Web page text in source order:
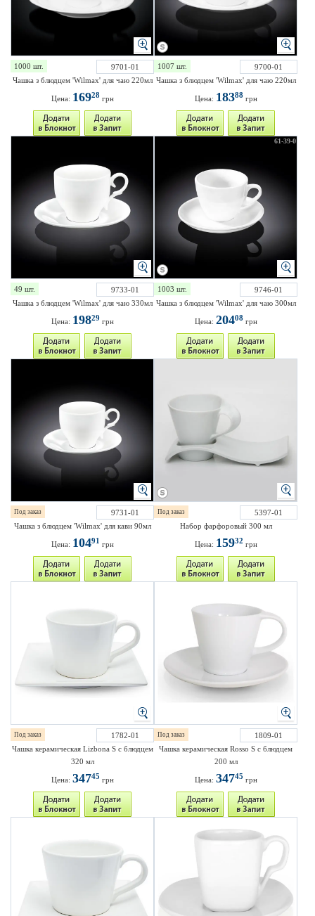
1000 шт.
9701-01
Чашка з блюдцем 'Wilmax' для чаю 220мл
Цена: 16928грн
1007 шт.
9700-01
Чашка з блюдцем 'Wilmax' для чаю 220мл
Цена: 18388грн
49 шт.
9733-01
Чашка з блюдцем 'Wilmax' для чаю 330мл
Цена: 19829 грн
61-39-0
1003 шт.
9746-01
Чашка з блюдцем 'Wilmax' для чаю 300мл
Цена: 20408грн
Под заказ
9731-01
Чашка з блюдцем 'Wilmax' для кави 90мл
Цена: 10491 грн
Под заказ
5397-01
Набор фарфоровый 300 мл
Цена: 15932 грн
Под заказ
1782-01
Чашка керамическая Lizbona S с блюдцем
320 мл
Цена: 34745 грн
Под заказ
1809-01
Чашка керамическая Rosso S с блюдцем
200 мл
Цена: 34745 грн